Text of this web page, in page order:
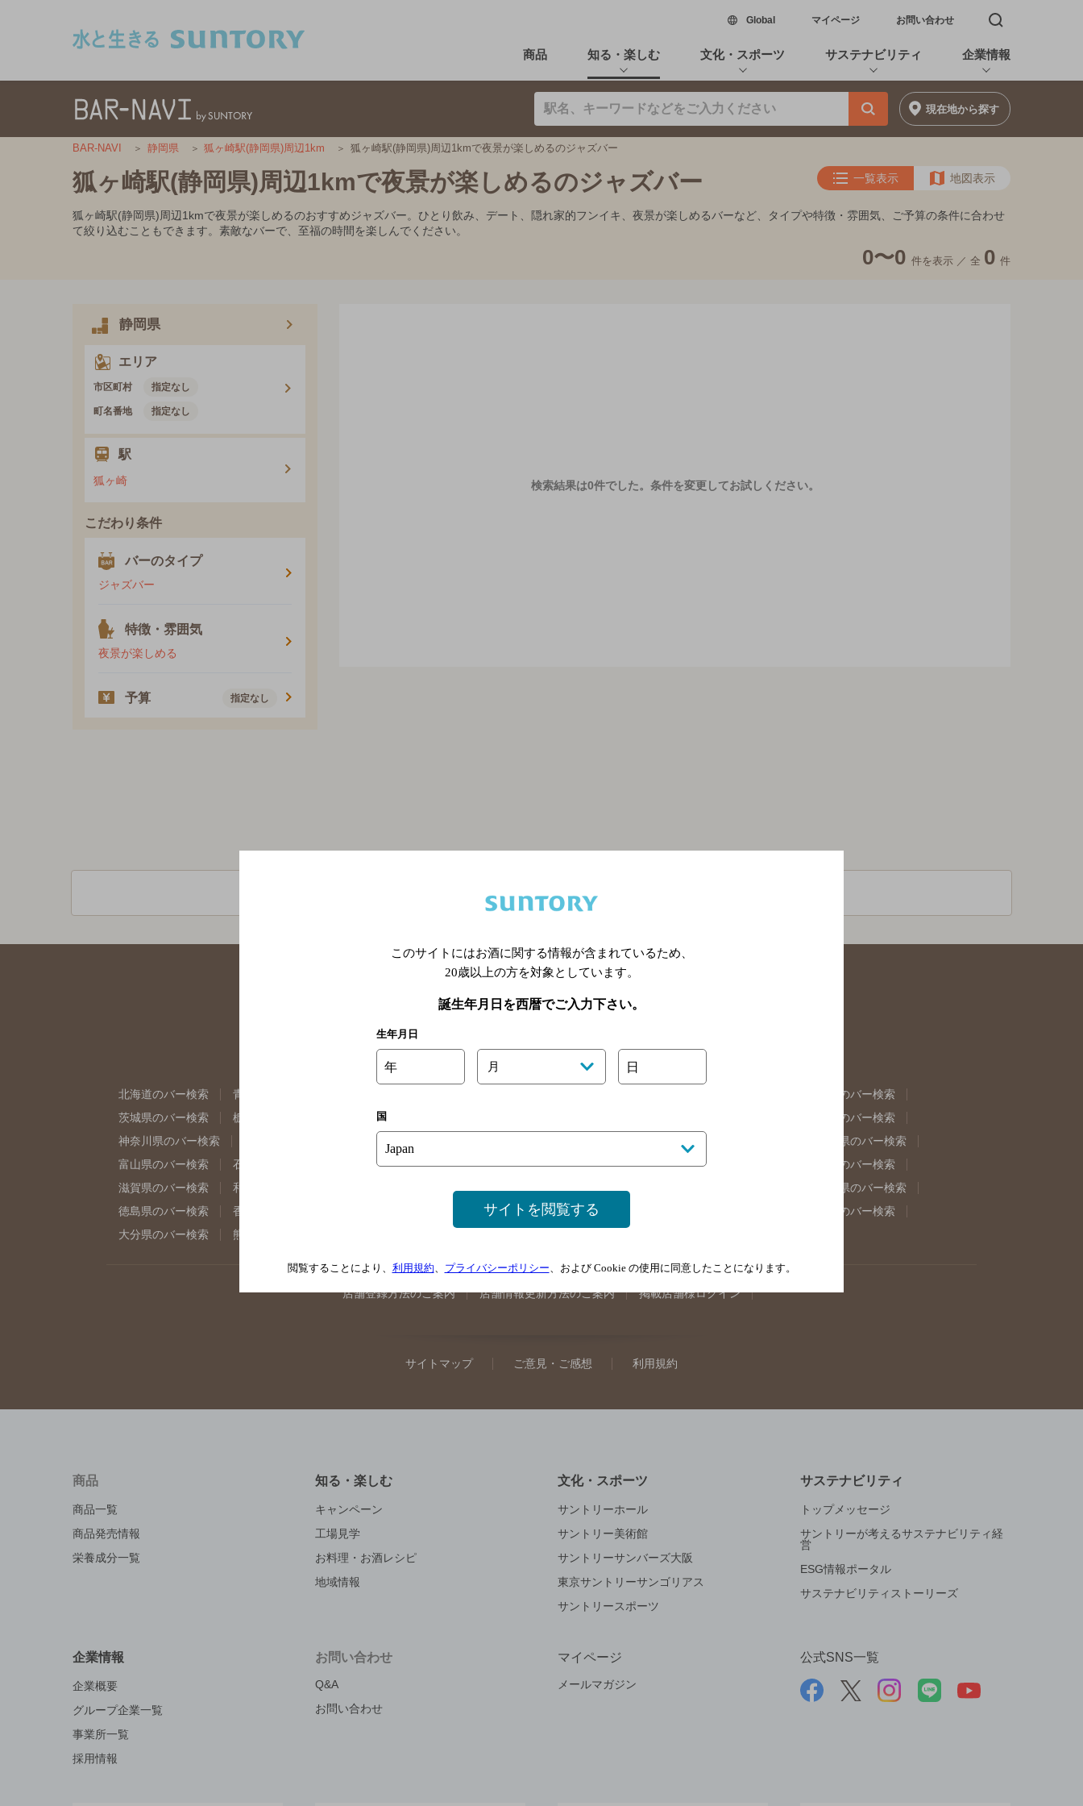
Global新しいウィンドウで開く
マイページ お問い合わせ 検索窓を開く
商品 知る・楽しむ 文化・スポーツ サステナビリティ 企業情報
現在地から探す
BAR-NAVI 静岡県 狐ヶ崎駅(静岡県)周辺1km 狐ヶ崎駅(静岡県)周辺1kmで夜景が楽しめるのジャズバー
狐ヶ崎駅(静岡県)周辺1kmで夜景が楽しめるのジャズバー 一覧表示 地図表示
狐ヶ崎駅(静岡県)周辺1kmで夜景が楽しめるのおすすめジャズバー。ひとり飲み、デート、隠れ家的フンイキ、夜景が楽しめるバーなど、タイプや特徴・雰囲気、ご予算の条件に合わせ
て絞り込むこともできます。素敵なバーで、至福の時間を楽しんでください。
0〜0 件を表示 ／ 全 0 件
静岡県
エリア
市区町村 指定なし
町名番地 指定なし
駅
狐ヶ崎
こだわり条件
バーのタイプ
ジャズバー
特徴・雰囲気
夜景が楽しめる
予算 指定なし
検索結果は0件でした。 条件を変更してお試しください。
関連ページ
北海道のバー検索 青森県のバー検索
福島県のバー検索
茨城県のバー検索
栃木県のバー検索 群馬県のバー検索
東京都のバー検索
神奈川県のバー検索
埼玉県のバー検索
岐阜県のバー検索
富山県のバー検索
石川県のバー検索 福井県のバー検索 大阪府のバー検索 京都府のバー検索 兵庫県のバー検索
奈良県のバー検索
滋賀県のバー検索
和歌山県のバー検索 岡山県のバー検索 山口県のバー検索
島根県のバー検索
徳島県のバー検索
香川県のバー検索 高知県のバー検索 福岡県のバー検索
佐賀県のバー検索
大分県のバー検索
熊本県のバー検索
店舗登録方法のご案内 店舗情報更新方法のご案内 掲載店舗様ログイン
サイトマップ ご意見・ご感想 利用規約
商品
商品一覧
商品発売情報
栄養成分一覧
知る・楽しむ
キャンペーン
工場見学
お料理・お酒レシピ
地域情報
文化・スポーツ
サントリーホール
サントリー美術館
サントリーサンバーズ大阪
東京サントリーサンゴリアス
サントリースポーツ
サステナビリティ
トップメッセージ
サントリーが考えるサステナビリティ経
営
ESG情報ポータル
サステナビリティストーリーズ
企業情報
企業概要
グループ企業一覧
事業所一覧
採用情報
お問い合わせ
Q&A
お問い合わせ
マイページ
メールマガジン
公式SNS一覧
このサイトにはお酒に関する情報が含まれているため、
20歳以上の方を対象としています。
誕生年月日を西暦でご入力下さい。
生年月日
年 月 日
国
サイトを閲覧する
閲覧することにより、 利用規約、 プライバシーポリシー、および Cookie の使用に同意したことになります。